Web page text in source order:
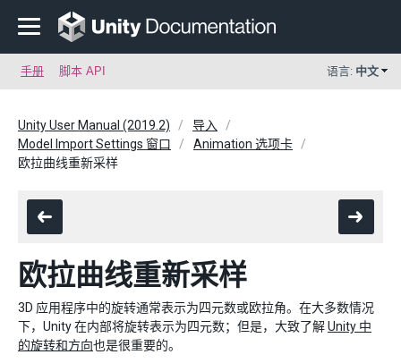
手册 脚本 API 语言: 中文
Unity User Manual (2019.2)
导入
Model Import Settings 窗口
Animation 选项卡
欧拉曲线重新采样
欧拉曲线重新采样
3D 应用程序中的旋转通常表示为四元数或欧拉角。在大多数情况
下，Unity 在内部将旋转表示为四元数；但是，大致了解Unity 中
的旋转和方向也是很重要的。